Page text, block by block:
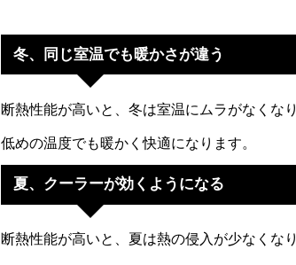
冬、同じ室温でも暖かさが違う
断熱性能が高いと、冬は室温にムラがなくなり
低めの温度でも暖かく快適になります。
夏、クーラーが効くようになる
断熱性能が高いと、夏は熱の侵入が少なくなり